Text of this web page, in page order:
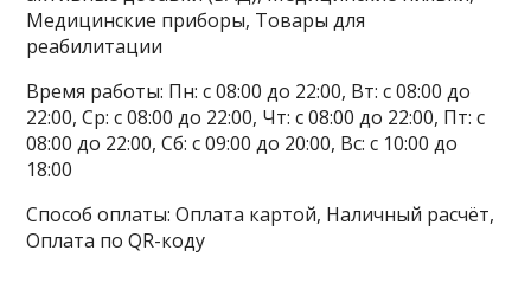
Медицинские приборы, Товары для
реабилитации
Время работы: Пн: с 08:00 до 22:00, Вт: с 08:00 до
22:00, Ср: с 08:00 до 22:00, Чт: с 08:00 до 22:00, Пт: с
08:00 до 22:00, Сб: с 09:00 до 20:00, Вс: с 10:00 до
18:00
Способ оплаты: Оплата картой, Наличный расчёт,
Оплата по QR-коду